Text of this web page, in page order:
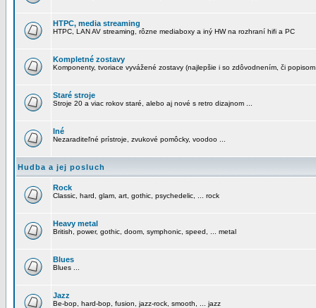
HTPC, media streaming
HTPC, LAN AV streaming, rôzne mediaboxy a iný HW na rozhraní hifi a PC
Kompletné zostavy
Komponenty, tvoriace vyvážené zostavy (najlepšie i so zdôvodnením, či
Staré stroje
Stroje 20 a viac rokov staré, alebo aj nové s retro dizajnom ...
Iné
Nezaraditeľné prístroje, zvukové pomôcky, voodoo ...
Hudba a jej posluch
Rock
Classic, hard, glam, art, gothic, psychedelic, ... rock
Heavy metal
British, power, gothic, doom, symphonic, speed, ... metal
Blues
Blues ...
Jazz
Be-bop, hard-bop, fusion, jazz-rock, smooth, ... jazz